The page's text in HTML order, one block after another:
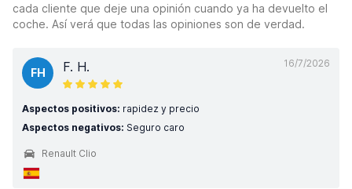
cada cliente que deje una opinión cuando ya ha devuelto el
coche. Así verá que todas las opiniones son de verdad.
16/7/2026
FH F. H.
Aspectos positivos: rapidez y precio
Aspectos negativos: Seguro caro
Renault Clio